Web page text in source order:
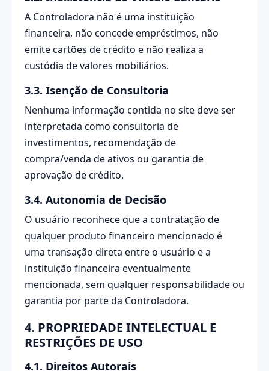
A Controladora não é uma instituição
financeira, não concede empréstimos, não
emite cartões de crédito e não realiza a
custódia de valores mobiliários.
3.3. Isenção de Consultoria
Nenhuma informação contida no site deve ser
interpretada como consultoria de
investimentos, recomendação de
compra/venda de ativos ou garantia de
aprovação de crédito.
3.4. Autonomia de Decisão
O usuário reconhece que a contratação de
qualquer produto financeiro mencionado é
uma transação direta entre o usuário e a
instituição financeira eventualmente
mencionada, sem qualquer responsabilidade ou
garantia por parte da Controladora.
4. PROPRIEDADE INTELECTUAL E
RESTRIÇÕES DE USO
4.1. Direitos Autorais